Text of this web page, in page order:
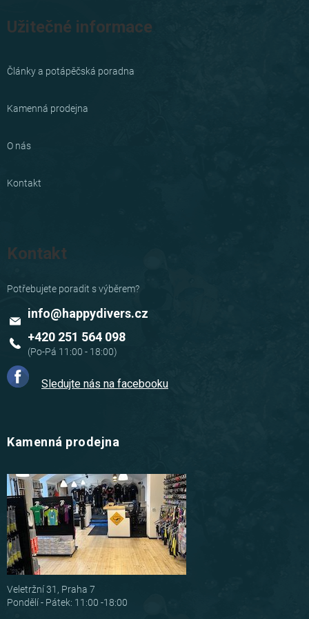
Užitečné informace
Články a potápěčská poradna
Kamenná prodejna
O nás
Kontakt
Kontakt
info@happydivers.cz
+420 251 564 098
Sledujte nás na facebooku
Kamenná prodejna
Veletržní 31, Praha 7
Pondělí - Pátek: 11:00 -18:00